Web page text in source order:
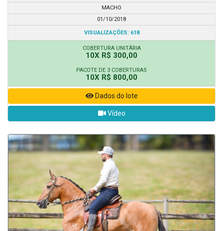
MACHO
01/10/2018
VISUALIZAÇÕES: 618
COBERTURA UNITÁRIA
10X R$ 300,00
PACOTE DE 3 COBERTURAS
10X R$ 800,00
Dados do lote
Vídeo